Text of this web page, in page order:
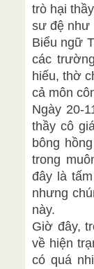
trò hại
sư đệ như
Biểu ngữ
các
hiếu, thờ
cả môn
Ngày 20-
thầy cô
bông
trong
đây là
nhưng
này.
Giờ đây,
về hiện
có quá